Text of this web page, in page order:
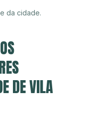
da cidade.
DE VILA